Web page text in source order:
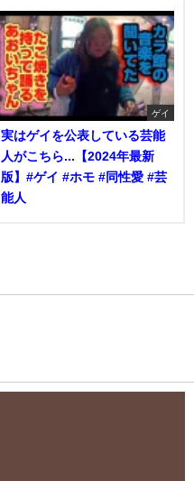
ゲイ
実はゲイを公表している芸能
人がこちら...【2024年最新
版】#ゲイ #ホモ #同性愛 #芸
能人